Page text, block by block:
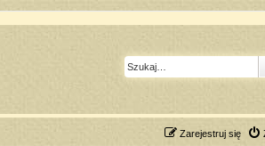
Zarejestruj się